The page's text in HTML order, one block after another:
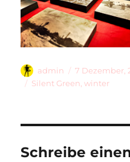
Autor
admin
Veröffentlicht
am
7 Dezember,
Schlagwörter
Silent Green ,winter
Schreibe